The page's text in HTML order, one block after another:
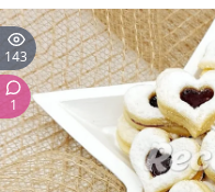
143
1